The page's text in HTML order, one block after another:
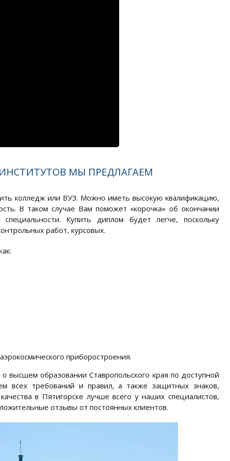
МЫ ПРЕДЛАГАЕМ
колледж или ВУЗ. Можно иметь высокую квалификацию,
В таком случае Вам поможет «корочка» об окончании
Купить диплом будет легче, поскольку
работ, курсовых.
приборостроения.
образовании Ставропольского края по доступной
всех требований и правил, а также защитных знаков,
в Пятигорске лучше всего у наших специалистов,
отзывы от постоянных клиентов.